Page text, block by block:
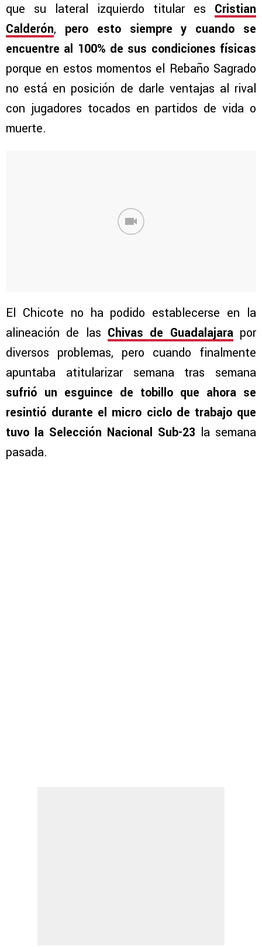
que su lateral izquierdo titular es Cristian
Calderón, pero esto siempre y cuando se
encuentre al 100% de sus condiciones físicas
porque en estos momentos el Rebaño Sagrado
no está en posición de darle ventajas al rival
con jugadores tocados en partidos de vida o
muerte.
El Chicote no ha podido establecerse en la
alineación de las Chivas de Guadalajarapor
diversos problemas, pero cuando finalmente
apuntaba atitularizar semana tras semana
sufrió un esguince de tobillo que ahora se
resintió durante el micro ciclo de trabajo que
tuvo la Selección Nacional Sub-23 la semana
pasada.